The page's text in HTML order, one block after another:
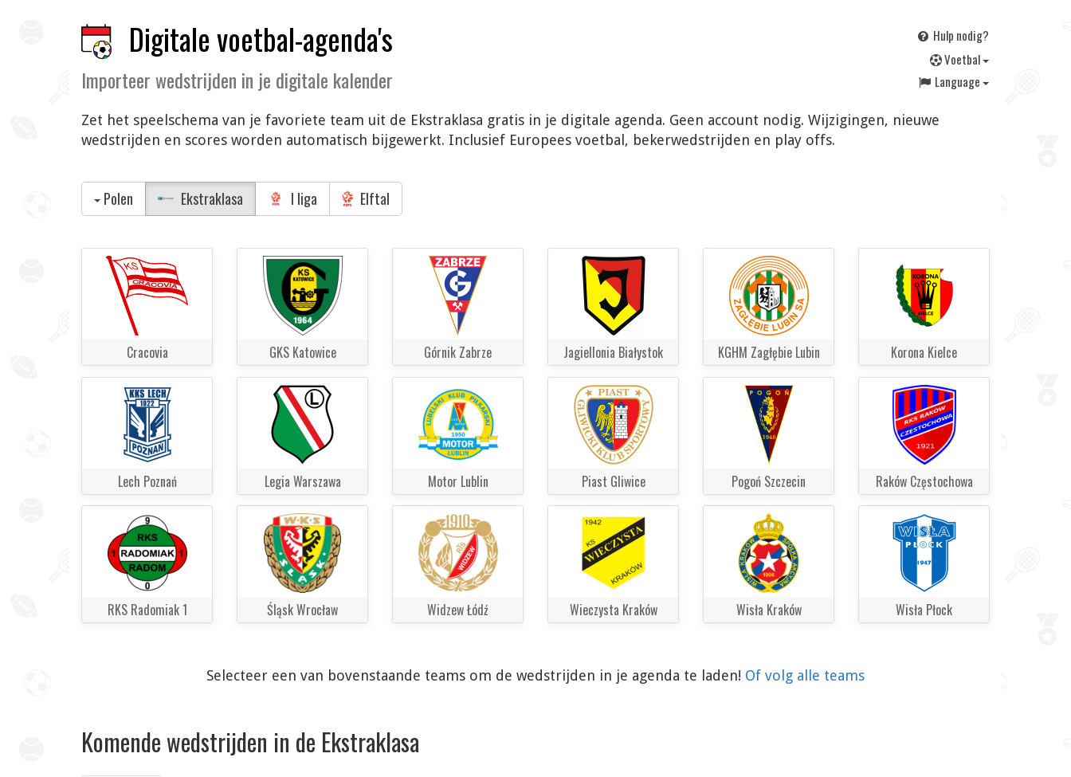
Digitale voetbal-agenda's
Importeer wedstrijden in je digitale kalender
Hulp nodig?
Voetbal
Language
Zet het speelschema van je favoriete team uit de Ekstraklasa gratis in je digitale agenda. Geen account nodig. Wijzigingen, nieuwe
wedstrijden en scores worden automatisch bijgewerkt. Inclusief Europees voetbal, bekerwedstrijden en play offs.
Polen Ekstraklasa I liga Elftal
Cracovia GKS Katowice Górnik Zabrze Jagiellonia Białystok KGHM Zagłębie Lubin Korona Kielce
Lech Poznań Legia Warszawa Motor Lublin Piast Gliwice Pogoń Szczecin Raków Częstochowa
RKS Radomiak 1 Śląsk Wrocław Widzew Łódź Wieczysta Kraków Wisła Kraków Wisła Płock
Selecteer een van bovenstaande teams om de wedstrijden in je agenda te laden! Of volg alle teams
Komende wedstrijden in de Ekstraklasa